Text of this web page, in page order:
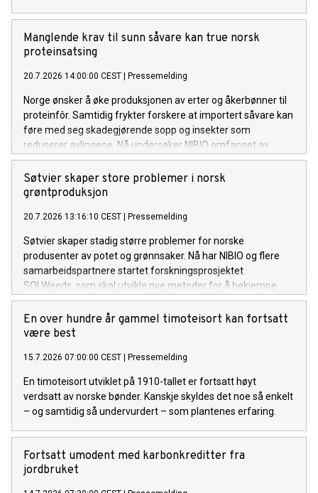
Manglende krav til sunn såvare kan true norsk
proteinsatsing
20.7.2026 14:00:00 CEST | Pressemelding
Norge ønsker å øke produksjonen av erter og åkerbønner til
proteinfôr. Samtidig frykter forskere at importert såvare kan
føre med seg skadegjørende sopp og insekter som
reduserer avlingene. Nå undersøker NIBIO omfanget av
problemet og mulige tiltak.
Søtvier skaper store problemer i norsk
grøntproduksjon
20.7.2026 13:16:10 CEST | Pressemelding
Søtvier skaper stadig større problemer for norske
produsenter av potet og grønnsaker. Nå har NIBIO og flere
samarbeidspartnere startet forskningsprosjektet
SOLWeeds, som skal utvikle nye metoder for å bekjempe
ugraset og redusere kostnadene for dyrkerne.
En over hundre år gammel timoteisort kan fortsatt
være best
15.7.2026 07:00:00 CEST | Pressemelding
En timoteisort utviklet på 1910-tallet er fortsatt høyt
verdsatt av norske bønder. Kanskje skyldes det noe så enkelt
– og samtidig så undervurdert – som plantenes erfaring.
Fortsatt umodent med karbonkreditter fra
jordbruket